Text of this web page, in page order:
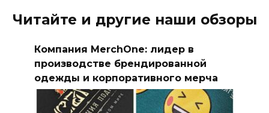
Читайте и другие наши обзоры
Компания MerchOne: лидер в
производстве брендированной
одежды и корпоративного мерча